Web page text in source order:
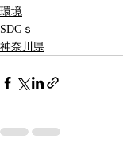
環境
SDGｓ
神奈川県